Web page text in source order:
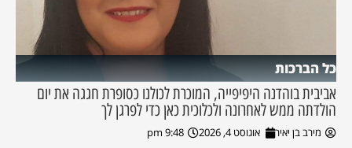
כל הברכות
אביבית בוהדנה היפיפייה, המוכרת לכולנו כסופרת חגגה את יום
הולדתה ממש לאחרונה ולכלוכית כאן כדי לפרגן לך
מירב בן יאיר אוגוסט 4, 2026 9:48 pm